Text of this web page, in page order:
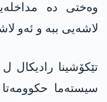
وەختی دە
لاشەیی ببە و ئەو
تێکۆشینا
سیستەما